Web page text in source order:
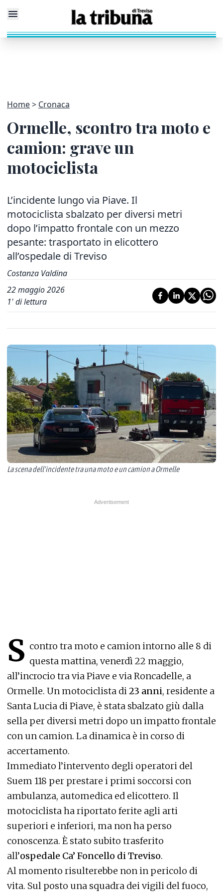
Home Cronaca
Ormelle, scontro tra moto e
camion: grave un
motociclista
L’incidente lungo via Piave. Il
motociclista sbalzato per diversi metri
dopo l’impatto frontale con un mezzo
pesante: trasportato in elicottero
all’ospedale di Treviso
Costanza Valdina
22 maggio 2026
1' di lettura
La scena dell'incidente tra una moto e un camion a Ormelle
S contro tra moto e camion intorno alle 8 di
questa mattina, venerdì 22 maggio,
all’incrocio tra via Piave e via Roncadelle, a
Ormelle. Un motociclista di 23 anni, residente a
Santa Lucia di Piave, è stata sbalzato giù dalla
sella per diversi metri dopo un impatto frontale
con un camion. La dinamica è in corso di
accertamento.
Immediato l’intervento degli operatori del
Suem 118 per prestare i primi soccorsi con
ambulanza, automedica ed elicottero. Il
motociclista ha riportato ferite agli arti
superiori e inferiori, ma non ha perso
conoscenza. È stato subito trasferito
all’ospedale Ca’ Foncello di Treviso.
Al momento risulterebbe non in pericolo di
vita. Sul posto una squadra dei vigili del fuoco,